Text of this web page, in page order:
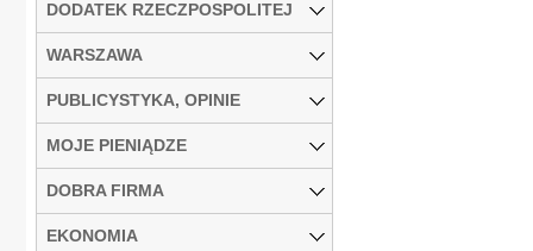
DODATEK RZECZPOSPOLITEJ
WARSZAWA
PUBLICYSTYKA, OPINIE
MOJE PIENIĄDZE
DOBRA FIRMA
EKONOMIA